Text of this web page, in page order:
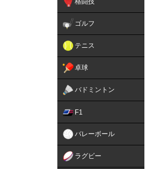
ゴルフ
テニス
卓球
バドミントン
F1
バレーボール
ラグビー